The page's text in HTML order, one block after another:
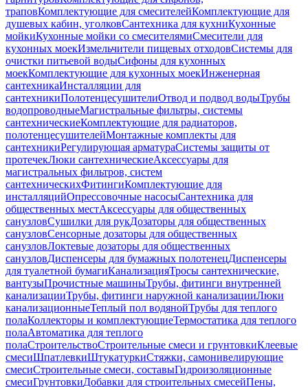
траповКомплектующие для смесителейКомплектующие для
душевых кабин, уголковСантехника для кухниКухонные
мойкиКухонные мойки со смесителямиСмесители для
кухонных моекИзмельчители пищевых отходовСистемы для
очистки питьевой водыСифоны для кухонных
моекКомплектующие для кухонных моекИнженерная
сантехникаИнсталляции для
сантехникиПолотенцесушителиОтвод и подвод водыТрубы
водопроводныеМагистральные фильтры, системы
сантехническиеКомплектующие для радиаторов,
полотенцесушителейМонтажные комплекты для
сантехникиРегулирующая арматураСистемы защиты от
протечекЛюки сантехническиеАксессуары для
магистральных фильтров, систем
сантехническихФитингиКомплектующие для
инсталляцийОпрессовочные насосыСантехника для
общественных местАксессуары для общественных
санузловСушилки для рукДозаторы для общественных
санузловСенсорные дозаторы для общественных
санузловЛоктевые дозаторы для общественных
санузловДиспенсеры для бумажных полотенецДиспенсеры
для туалетной бумагиКанализацияТросы сантехнические,
вантузыПрочистные машиныТрубы, фитинги внутренней
канализацииТрубы, фитинги наружной канализацииЛюки
канализационныеТеплый пол водянойТрубы для теплого
полаКоллекторы и комплектующиеТермостатика для теплого
полаАвтоматика для теплого
полаСтроительствоСтроительные смеси и грунтовкиКлеевые
смесиШпатлевкиШтукатуркиСтяжки, самонивелирующие
смесиСтроительные смеси, составыГидроизоляционные
смесиГрунтовкиДобавки для строительных смесейПены,